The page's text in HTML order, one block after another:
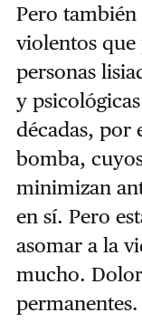
Pero
violentos
personas
y
décadas, por
bomba,
minimizan
en sí. Pero
asomar a la
mucho.